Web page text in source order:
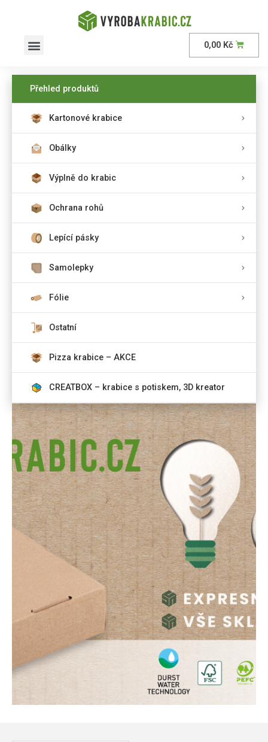
0,00 Kč
Přehled produktů
Kartonové krabice
Obálky
Výplně do krabic
Ochrana rohů
Lepící pásky
Samolepky
Fólie
Ostatní
Pizza krabice – AKCE
CREATBOX – krabice s potiskem, 3D kreator